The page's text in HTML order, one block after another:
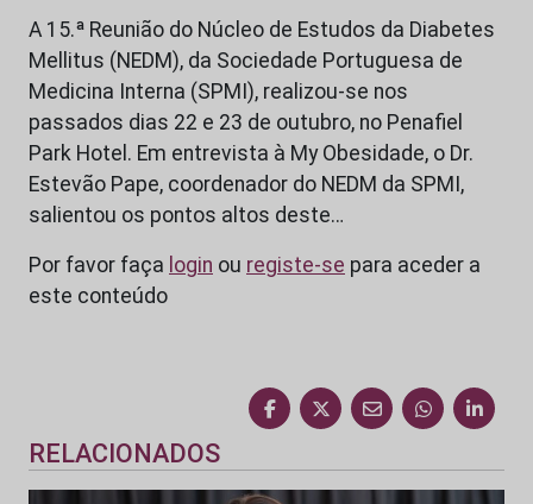
A 15.ª Reunião do Núcleo de Estudos da Diabetes
Mellitus (NEDM), da Sociedade Portuguesa de
Medicina Interna (SPMI), realizou-se nos
passados dias 22 e 23 de outubro, no Penafiel
Park Hotel. Em entrevista à My Obesidade, o Dr.
Estevão Pape, coordenador do NEDM da SPMI,
salientou os pontos altos deste…
Por favor faça login ou registe-se para aceder a
este conteúdo
RELACIONADOS